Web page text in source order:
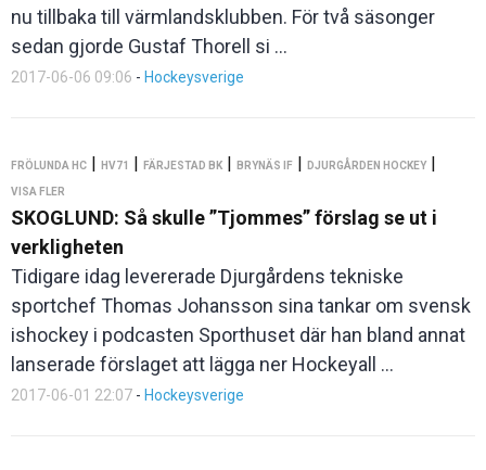
nu tillbaka till värmlandsklubben. För två säsonger
sedan gjorde Gustaf Thorell si ...
2017-06-06 09:06 - Hockeysverige
FRÖLUNDA HC | HV71 | FÄRJESTAD BK | BRYNÄS IF | DJURGÅRDEN HOCKEY |
VISA FLER
SKOGLUND: Så skulle ”Tjommes” förslag se ut i
verkligheten
Tidigare idag levererade Djurgårdens tekniske
sportchef Thomas Johansson sina tankar om svensk
ishockey i podcasten Sporthuset där han bland annat
lanserade förslaget att lägga ner Hockeyall ...
2017-06-01 22:07 - Hockeysverige